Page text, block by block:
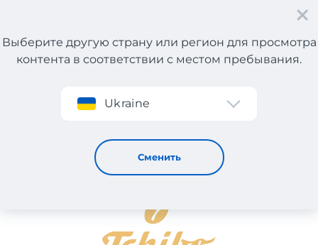
Регистрация
Выберите другую страну или регион для просмотра
контента в соответствии с местом пребывания.
Ukraine
Сменить
TCHIBO